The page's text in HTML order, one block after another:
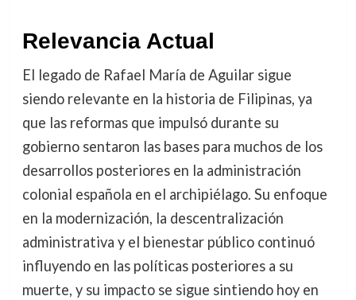
Relevancia Actual
El legado de Rafael María de Aguilar sigue
siendo relevante en la historia de Filipinas, ya
que las reformas que impulsó durante su
gobierno sentaron las bases para muchos de los
desarrollos posteriores en la administración
colonial española en el archipiélago. Su enfoque
en la modernización, la descentralización
administrativa y el bienestar público continuó
influyendo en las políticas posteriores a su
muerte, y su impacto se sigue sintiendo hoy en